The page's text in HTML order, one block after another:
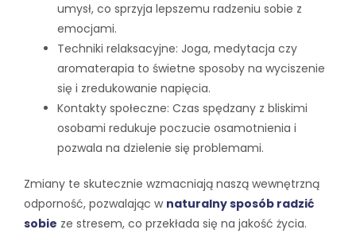
umysł, co sprzyja lepszemu radzeniu sobie z
emocjami.
Techniki relaksacyjne: Joga, medytacja czy
aromaterapia to świetne sposoby na wyciszenie
się i zredukowanie napięcia.
Kontakty społeczne: Czas spędzany z bliskimi
osobami redukuje poczucie osamotnienia i
pozwala na dzielenie się problemami.
Zmiany te skutecznie wzmacniają naszą wewnętrzną
odporność, pozwalając w naturalny sposób radzić
sobie ze stresem, co przekłada się na jakość życia.